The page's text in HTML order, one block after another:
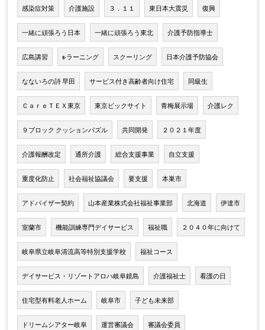
感染症対策 介護施設 ３．１１ 東日本大震災 復興
一緒に頑張ろう日本 一緒に頑張ろう東北 介護予防指導士
広島講習 e-ラーニング スクーリング 日本介護予防協会
なないろの詩 早田 サービス付き高齢者向け住宅 同級生
ＣａｒｅＴＥＸ東京 東京ビックサイト 青梅展示場 介護レク
９ブロック クッションパズル 共同開発 ２０２１年度
介護報酬改定 通所介護 総合支援事業 自立支援
重度化防止 社会福祉協議会 要支援 本巣市
アドバイザー契約 山本産業株式会社福祉事業部 北海道 伊達市
室蘭市 機能訓練専門デイサービス 福祉職 ２０４０年に向けて
岐阜県立岐阜清流高等特別支援学校 福祉コース
デイサービス・リゾートアロハ岐阜鏡島 介護福祉士 看護の日
住宅型有料老人ホーム 岐阜市 子ども未来部
ドリームシアター岐阜 運営審議会 審議会委員